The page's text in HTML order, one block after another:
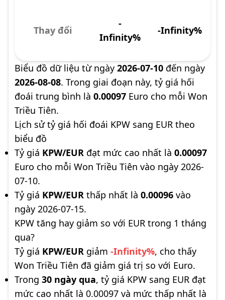
Thay đổi
-
Infinity%
-Infinity%
Biểu đồ dữ liệu từ ngày 2026-07-10 đến ngày
2026-08-08. Trong giai đoạn này, tỷ giá hối
đoái trung bình là 0.00097 Euro cho mỗi Won
Triều Tiên.
Lịch sử tỷ giá hối đoái KPW sang EUR theo
biểu đồ
Tỷ giá KPW/EUR đạt mức cao nhất là 0.00097
Euro cho mỗi Won Triều Tiên vào ngày 2026-
07-10.
Tỷ giá KPW/EUR thấp nhất là 0.00096 vào
ngày 2026-07-15.
KPW tăng hay giảm so với EUR trong 1 tháng
qua?
Tỷ giá KPW/EUR giảm -Infinity%, cho thấy
Won Triều Tiên đã giảm giá trị so với Euro.
Trong 30 ngày qua, tỷ giá KPW sang EUR đạt
mức cao nhất là 0.00097 và mức thấp nhất là